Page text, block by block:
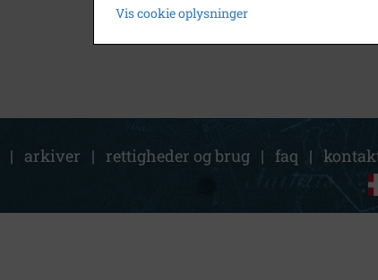
| arkiver | rettigheder og brug | faq |
Vis cookie oplysninger